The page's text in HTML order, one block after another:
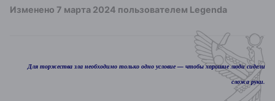
Изменено 7 марта 2024 пользователем Legenda
Для торжества зла необходимо только одно условие — чтобы хорошие люди сидели
сложа руки.